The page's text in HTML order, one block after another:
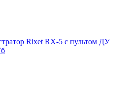
Rixet RX-5 с пультом ДУ